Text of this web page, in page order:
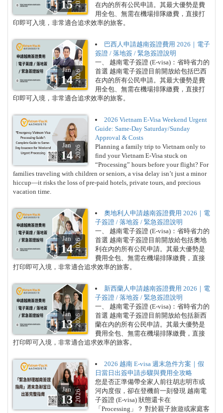
15
在內的所有公民申請。其最大優勢是費
用全包、無需在機場排隊繳費，直接打
印即可入境，非常適合追求效率的旅客。
Jan
142026
巴西人申請越南簽證費用 2026｜電子
簽證 / 落地簽 / 緊急簽證說明
一、 越南電子簽證 (E-visa)：省時省力的
首選 越南電子簽證目前開放給包括巴西
在內的所有公民申請。其最大優勢是費
用全包、無需在機場排隊繳費，直接打
印即可入境，非常適合追求效率的旅客。
Jan
142026
2026 Vietnam E-Visa Weekend Urgent
Guide: Same-Day Saturday/Sunday
Approval & Costs
Planning a family trip to Vietnam only to
find your Vietnam E-Visa stuck on
“Processing” hours before your flight? For
families traveling with children or seniors, a visa delay isn’t just a minor
hiccup—it risks the loss of pre-paid hotels, private tours, and precious
vacation time.
Jan
142026
奧地利人申請越南簽證費用 2026｜電
子簽證 / 落地簽 / 緊急簽證說明
一、 越南電子簽證 (E-visa)：省時省力的
首選 越南電子簽證目前開放給包括奧地
利在內的所有公民申請。其最大優勢是
費用全包、無需在機場排隊繳費，直接
打印即可入境，非常適合追求效率的旅客。
Jan
132026
新西蘭人申請越南簽證費用 2026｜電
子簽證 / 落地簽 / 緊急簽證說明
一、 越南電子簽證 (E-visa)：省時省力的
首選 越南電子簽證目前開放給包括新西
蘭在內的所有公民申請。其最大優勢是
費用全包、無需在機場排隊繳費，直接
打印即可入境，非常適合追求效率的旅客。
Jan
132026
2026 越南 E-visa 週末急件方案｜假
日當日出簽申請步驟與費用全攻略
您是否正準備帶全家人前往胡志明市或
河內度假，卻在登機前一刻發現 越南電
子簽證 (E-visa) 狀態還卡在
「Processing」？ 對於親子旅遊或家庭客